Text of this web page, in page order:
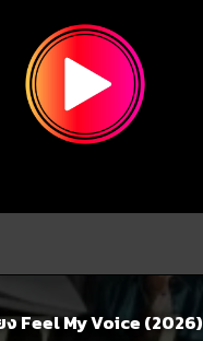
Feel My Voice (2026)